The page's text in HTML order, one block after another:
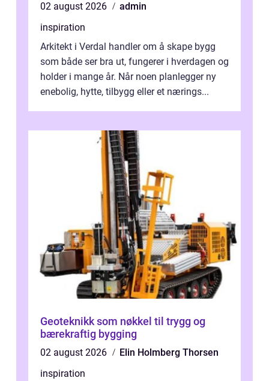
02 august 2026
admin
inspiration
Arkitekt i Verdal handler om å skape bygg
som både ser bra ut, fungerer i hverdagen og
holder i mange år. Når noen planlegger ny
enebolig, hytte, tilbygg eller et nærings...
Geoteknikk som nøkkel til trygg og
bærekraftig bygging
02 august 2026
Elin Holmberg Thorsen
inspiration